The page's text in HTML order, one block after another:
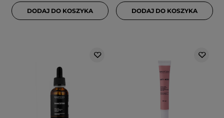
DODAJ DO KOSZYKA DODAJ DO KOSZYKA